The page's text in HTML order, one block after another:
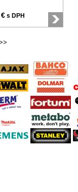
s DPH